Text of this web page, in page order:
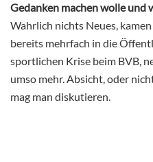
Gedanken machen wolle und
Wahrlich nichts Neues,
bereits mehrfach in die
sportlichen Krise beim BVB,
umso mehr. Absicht, oder
mag man diskutieren.